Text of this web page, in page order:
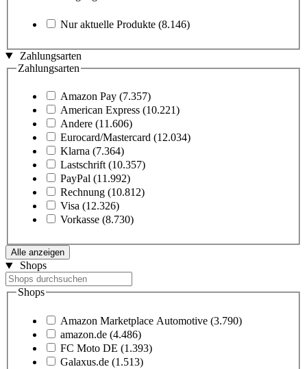
Nur aktuelle Produkte (8.146)
Zahlungsarten
Zahlungsarten
Amazon Pay (7.357)
American Express (10.221)
Andere (11.606)
Eurocard/Mastercard (12.034)
Klarna (7.364)
Lastschrift (10.357)
PayPal (11.992)
Rechnung (10.812)
Visa (12.326)
Vorkasse (8.730)
Alle anzeigen
Shops
Shops
Amazon Marketplace Automotive (3.790)
amazon.de (4.486)
FC Moto DE (1.393)
Galaxus.de (1.513)